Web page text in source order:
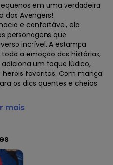
em uma verdadeira
dos Avengers!
e confortável, ela
personagens que
incrível. A estampa
a emoção das histórias,
um toque lúdico,
favoritos. Com manga
os dias quentes e cheios
dos Vingadores Capuz
mais